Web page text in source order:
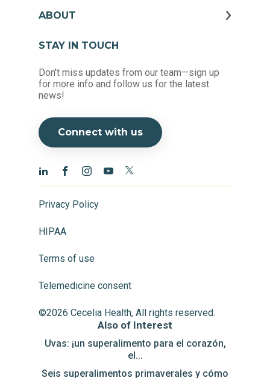
ABOUT
STAY IN TOUCH
Don't miss updates from our team—sign up
for more info and follow us for the latest
news!
Connect with us
Privacy Policy
HIPAA
Terms of use
Telemedicine consent
©2026 Cecelia Health, All rights reserved.
Also of Interest
Uvas: ¡un superalimento para el corazón,
el...
Seis superalimentos primaverales y cómo